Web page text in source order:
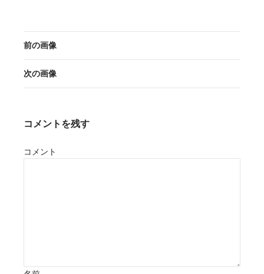
前の画像
次の画像
コメントを残す
コメント